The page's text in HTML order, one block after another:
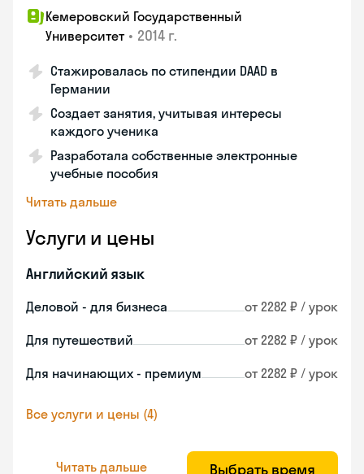
Кемеровский Государственный
Университет • 2014 г.
Стажировалась по стипендии DAAD в
Германии
Создает занятия, учитывая интересы
каждого ученика
Разработала собственные электронные
учебные пособия
Читать дальше
Услуги и цены
Английский язык
Деловой - для бизнеса от 2282 ₽ / урок
Для путешествий от 2282 ₽ / урок
Для начинающих - премиум от 2282 ₽ / урок
Все услуги и цены (4)
Читать дальше Выбрать время